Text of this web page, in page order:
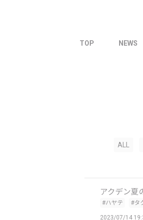
TOP NEWS
ALL
アクデン夏
#ハヤテ #タ
2023/07/14